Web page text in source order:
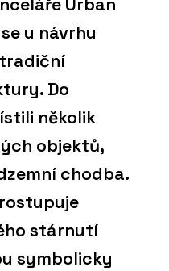
Urban
u návrhu
Do
několik
objektů,
chodba.
stárnutí
symbolicky